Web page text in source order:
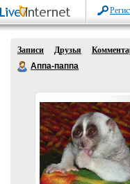
Записи Друзья
Аппа-паппа